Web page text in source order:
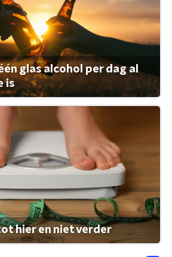
glas alcohol per dag al
is
hier en niet verder